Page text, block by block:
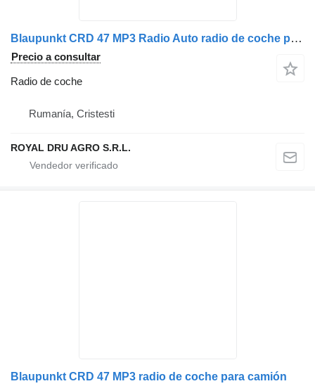
Blaupunkt CRD 47 MP3 Radio Auto radio de coche para camión
Precio a consultar
Radio de coche
Rumanía, Cristesti
ROYAL DRU AGRO S.R.L.
Blaupunkt CRD 47 MP3 radio de coche para camión